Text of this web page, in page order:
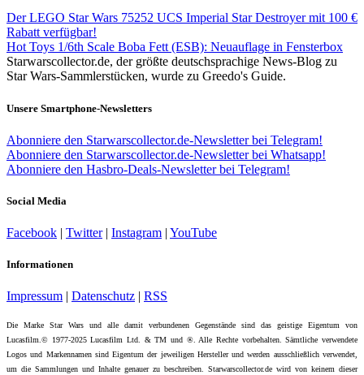
Der LEGO Star Wars 75252 UCS Imperial Star Destroyer mit 100 €
Rabatt verfügbar!
Hot Toys 1/6th Scale Boba Fett (ESB): Neuauflage in Fensterbox
Starwarscollector.de, der größte deutschsprachige News-Blog zu
Star Wars-Sammlerstücken, wurde zu Greedo's Guide.
Unsere Smartphone-Newsletters
Abonniere den Starwarscollector.de-Newsletter bei Telegram!
Abonniere den Starwarscollector.de-Newsletter bei Whatsapp!
Abonniere den Hasbro-Deals-Newsletter bei Telegram!
Social Media
Facebook | Twitter| Instagram | YouTube
Informationen
Impressum | Datenschutz | RSS
Die Marke Star Wars und alle damit verbundenen Gegenstände sind das geistige Eigentum von
Lucasfilm.© 1977-2025 Lucasfilm Ltd. & TM und ®. Alle Rechte vorbehalten. Sämtliche verwendete
Logos und Markennamen sind Eigentum der jeweiligen Hersteller und werden ausschließlich verwendet,
um die Sammlungen und Inhalte genauer zu beschreiben. Starwarscollector.de wird von keinem dieser